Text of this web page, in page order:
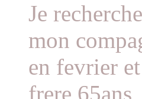
Je
mon
en fevrier
frere 65ans